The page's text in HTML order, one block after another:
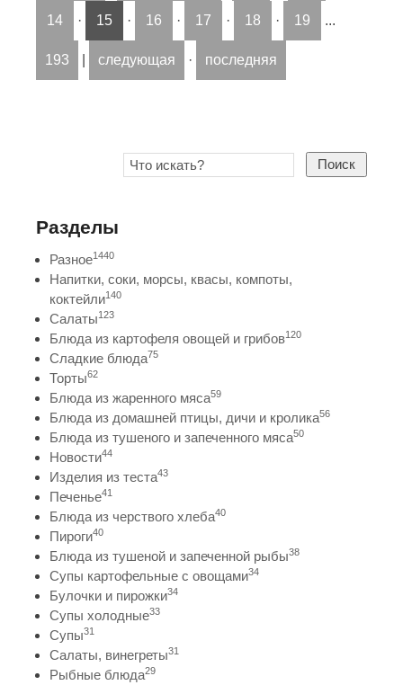
14 · 15 · 16 · 17 · 18 · 19 ...
193 следующая · последняя
Поиск
Разделы
Разное1440
Напитки, соки, морсы, квасы, компоты,
коктейли140
Салаты123
Блюда из картофеля овощей и грибов120
Сладкие блюда75
Торты62
Блюда из жаренного мяса59
Блюда из домашней птицы, дичи и кролика56
Блюда из тушеного и запеченного мяса50
Новости44
Изделия из теста43
Печенье41
Блюда из черствого хлеба40
Пироги40
Блюда из тушеной и запеченной рыбы38
Супы картофельные с овощами34
Булочки и пирожки34
Супы холодные33
Супы31
Салаты, винегреты31
Рыбные блюда29